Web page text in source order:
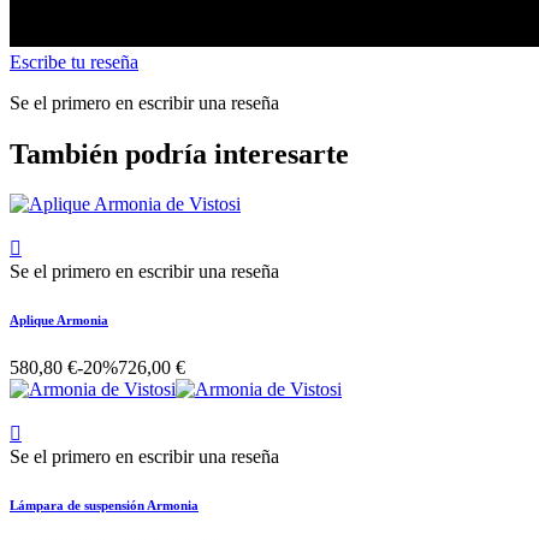
Escribe tu reseña
Se el primero en escribir una reseña
También podría interesarte

Se el primero en escribir una reseña
Aplique Armonia
580,80 €-20%726,00 €

Se el primero en escribir una reseña
Lámpara de suspensión Armonia